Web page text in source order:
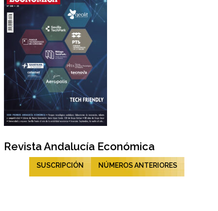
Revista Andalucía Económica
SUSCRIPCIÓN NÚMEROS ANTERIORES